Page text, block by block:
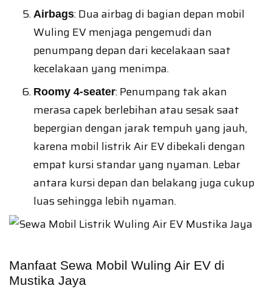
Airbags: Dua airbag di bagian depan mobil
Wuling EV menjaga pengemudi dan
penumpang depan dari kecelakaan saat
kecelakaan yang menimpa.
Roomy 4-seater: Penumpang tak akan
merasa capek berlebihan atau sesak saat
bepergian dengan jarak tempuh yang jauh,
karena mobil listrik Air EV dibekali dengan
empat kursi standar yang nyaman. Lebar
antara kursi depan dan belakang juga cukup
luas sehingga lebih nyaman.
Manfaat Sewa Mobil Wuling Air EV di
Mustika Jaya